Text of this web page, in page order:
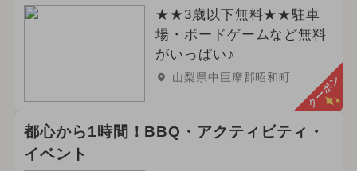
★★3歳以下無料★★駐車
場・ボードゲームなど無料
がいっぱい♪
山梨県中巨摩郡昭和町 クーポン
都心から1時間！BBQ・アクティビティ・
イベント